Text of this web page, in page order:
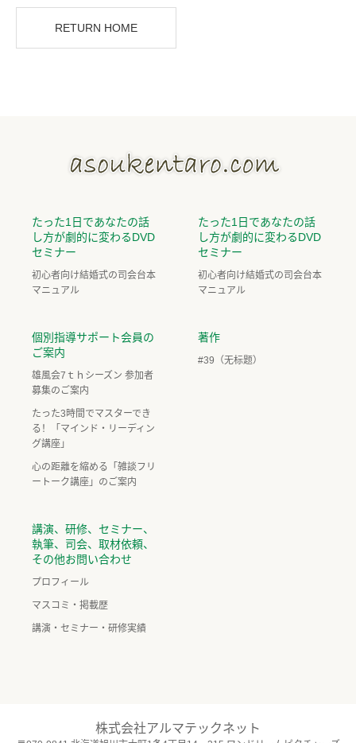
RETURN HOME
たった1日であなたの話
し方が劇的に変わるDVD
セミナー
初心者向け結婚式の司会台本
マニュアル
たった1日であなたの話
し方が劇的に変わるDVD
セミナー
初心者向け結婚式の司会台本
マニュアル
個別指導サポート会員の
ご案内
雄風会7ｔｈシーズン 参加者
募集のご案内
たった3時間でマスターでき
る！「マインド・リーディン
グ講座」
心の距離を縮める「雑談フリ
ートーク講座」のご案内
著作
#39（无标题）
講演、研修、セミナー、
執筆、司会、取材依頼、
その他お問い合わせ
プロフィール
マスコミ・掲載歴
講演・セミナー・研修実績
株式会社アルマテックネット